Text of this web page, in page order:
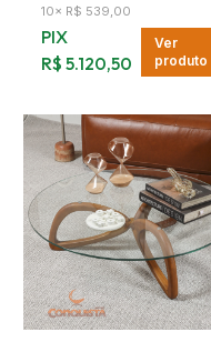
10× R$ 539,00
PIX
R$ 5.120,50
Ver
produto